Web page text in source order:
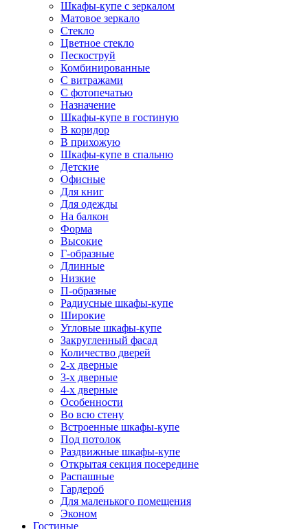
Шкафы-купе с зеркалом
Матовое зеркало
Стекло
Цветное стекло
Пескоструй
Комбинированные
С витражами
С фотопечатью
Назначение
Шкафы-купе в гостиную
В коридор
В прихожую
Шкафы-купе в спальню
Детские
Офисные
Для книг
Для одежды
На балкон
Форма
Высокие
Г-образные
Длинные
Низкие
П-образные
Радиусные шкафы-купе
Широкие
Угловые шкафы-купе
Закругленный фасад
Количество дверей
2-х дверные
3-х дверные
4-х дверные
Особенности
Во всю стену
Встроенные шкафы-купе
Под потолок
Раздвижные шкафы-купе
Открытая секция посередине
Распашные
Гардероб
Для маленького помещения
Эконом
Гостиные